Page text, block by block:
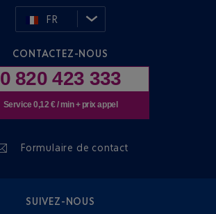
FR
CONTACTEZ-NOUS
0 820 423 333
Service 0,12 € / min + prix appel
Formulaire de contact
SUIVEZ-NOUS